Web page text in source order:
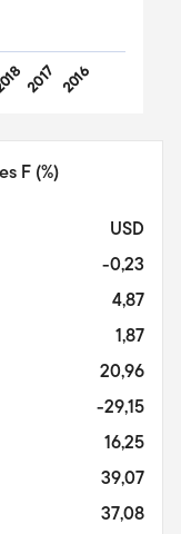
2017 2016
F (%)
USD
-0,23
4,87
1,87
20,96
-29,15
16,25
39,07
37,08